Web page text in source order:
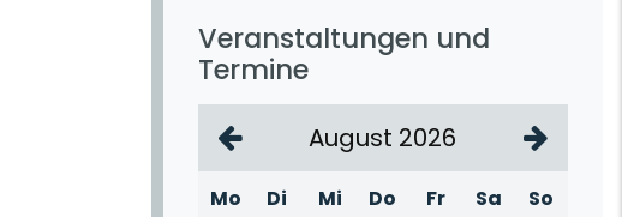
Veranstaltungen und
Termine
August 2026
Mo Di Mi Do Fr Sa
So